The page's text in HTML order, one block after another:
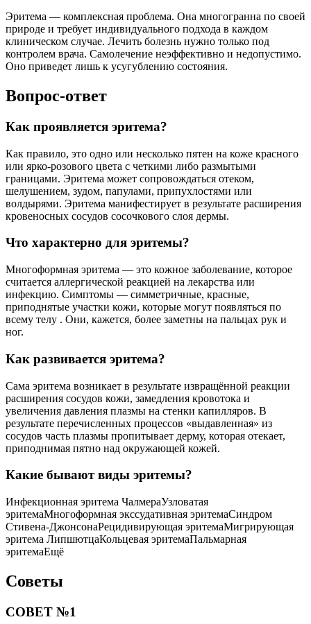
Эритема — комплексная проблема. Она многогранна по своей
природе и требует индивидуального подхода в каждом
клиническом случае. Лечить болезнь нужно только под
контролем врача. Самолечение неэффективно и недопустимо.
Оно приведет лишь к усугублению состояния.
Вопрос-ответ
Как проявляется эритема?
Как правило, это одно или несколько пятен на коже красного
или ярко-розового цвета с четкими либо размытыми
границами. Эритема может сопровождаться отеком,
шелушением, зудом, папулами, припухлостями или
волдырями. Эритема манифестирует в результате расширения
кровеносных сосудов сосочкового слоя дермы.
Что характерно для эритемы?
Многоформная эритема — это кожное заболевание, которое
считается аллергической реакцией на лекарства или
инфекцию. Симптомы — симметричные, красные,
приподнятые участки кожи, которые могут появляться по
всему телу . Они, кажется, более заметны на пальцах рук и
ног.
Как развивается эритема?
Сама эритема возникает в результате извращённой реакции
расширения сосудов кожи, замедления кровотока и
увеличения давления плазмы на стенки капилляров. В
результате перечисленных процессов «выдавленная» из
сосудов часть плазмы пропитывает дерму, которая отекает,
приподнимая пятно над окружающей кожей.
Какие бывают виды эритемы?
Инфекционная эритема ЧалмераУзловатая
эритемаМногоформная экссудативная эритемаСиндром
Стивена-ДжонсонаРецидивирующая эритемаМигрирующая
эритема ЛипшютцаКольцевая эритемаПальмарная
эритемаЕщё
Советы
СОВЕТ №1